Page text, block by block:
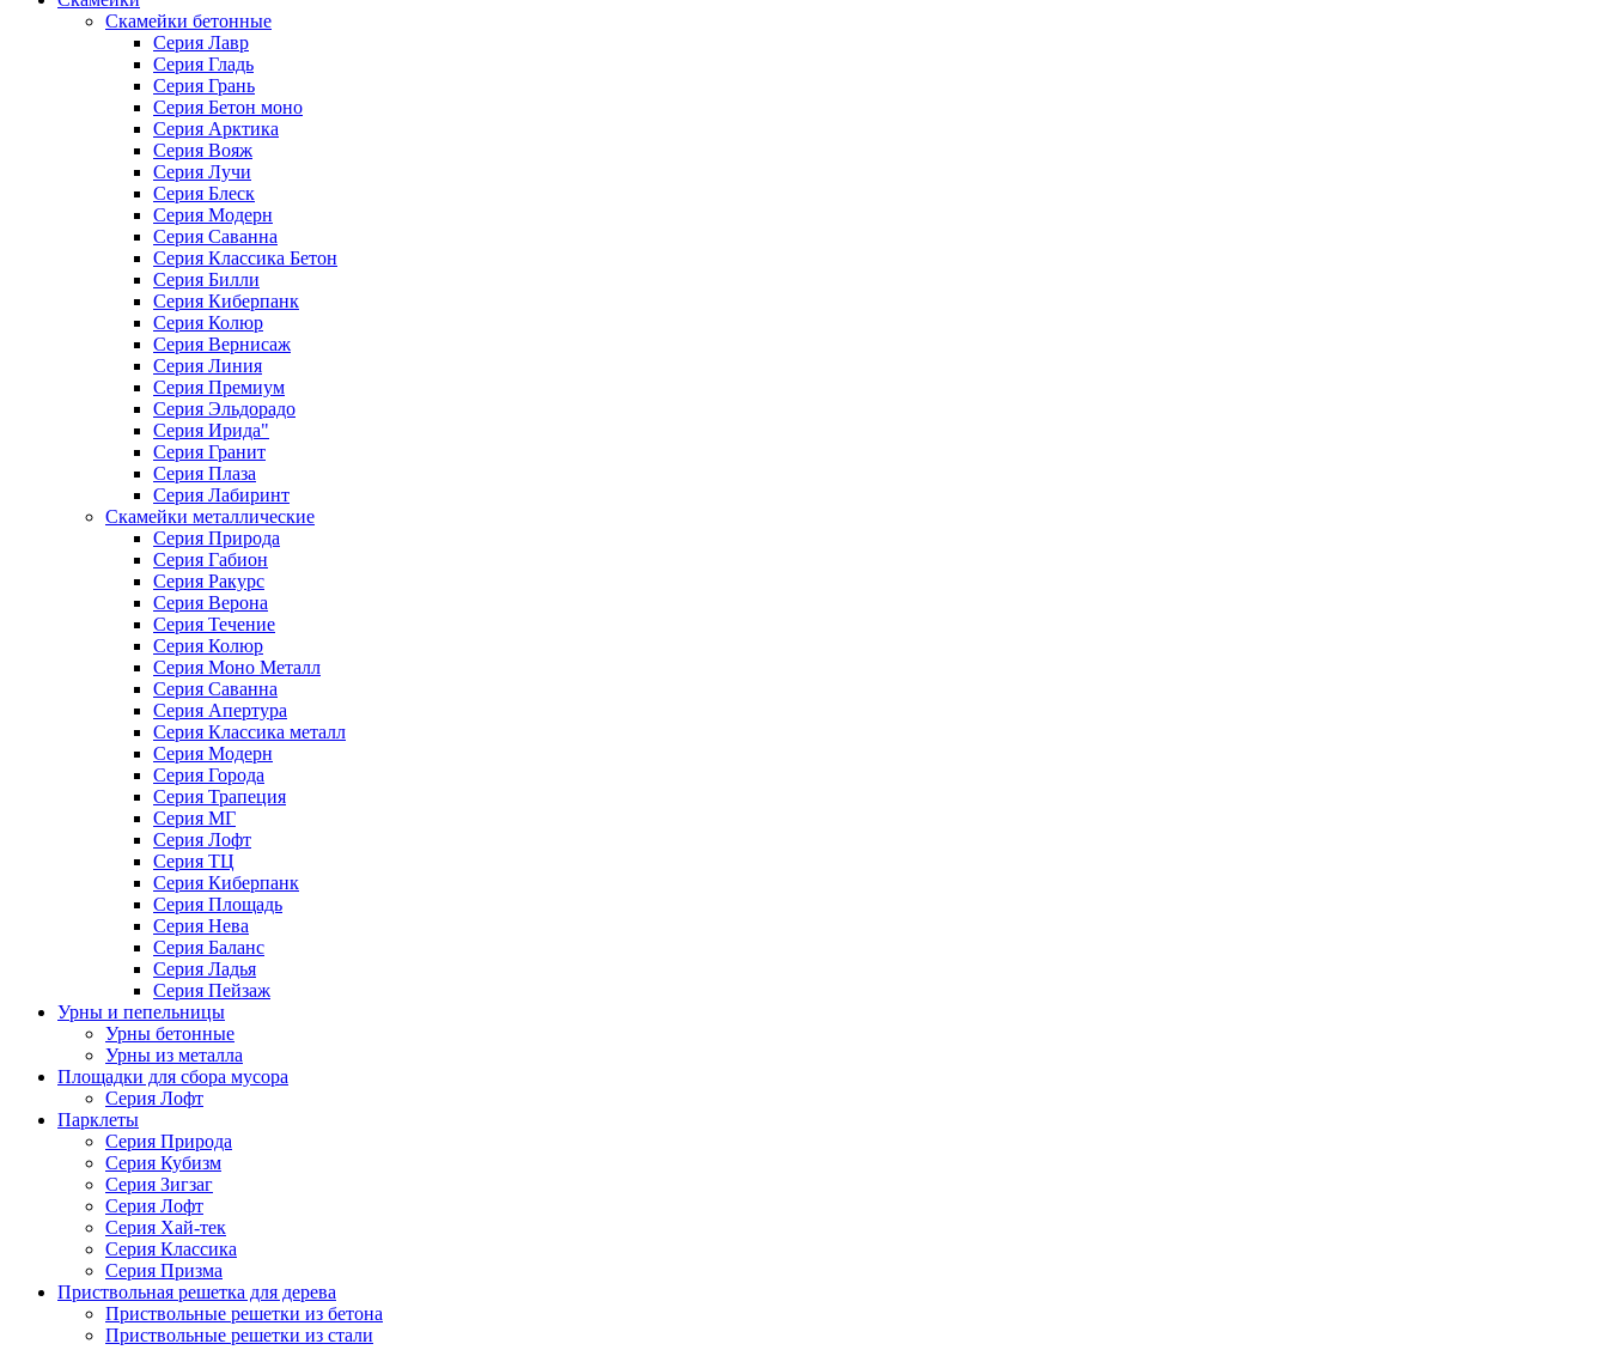
Скамейки бетонные
Серия Лавр
Серия Гладь
Серия Грань
Серия Бетон моно
Серия Арктика
Серия Вояж
Серия Лучи
Серия Блеск
Серия Модерн
Серия Саванна
Серия Классика Бетон
Серия Билли
Серия Киберпанк
Серия Колюр
Серия Вернисаж
Серия Линия
Серия Премиум
Серия Эльдорадо
Серия Ирида"
Серия Гранит
Серия Плаза
Серия Лабиринт
Скамейки металлические
Серия Природа
Серия Габион
Серия Ракурс
Серия Верона
Серия Течение
Серия Колюр
Серия Моно Металл
Серия Саванна
Серия Апертура
Серия Классика металл
Серия Модерн
Серия Города
Серия Трапеция
Серия МГ
Серия Лофт
Серия ТЦ
Серия Киберпанк
Серия Площадь
Серия Нева
Серия Баланс
Серия Ладья
Серия Пейзаж
Урны и пепельницы
Урны бетонные
Урны из металла
Площадки для сбора мусора
Серия Лофт
Парклеты
Серия Природа
Серия Кубизм
Серия Зигзаг
Серия Лофт
Серия Хай-тек
Серия Классика
Серия Призма
Приствольная решетка для дерева
Приствольные решетки из бетона
Приствольные решетки из стали